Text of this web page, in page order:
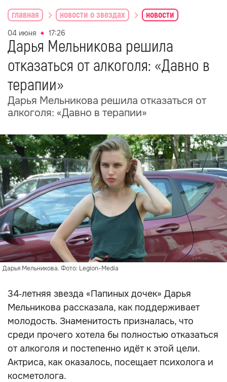
главная новости о звездах новости
04 июня 17:26
Дарья Мельникова решила
отказаться от алкоголя: «Давно в
терапии»
Дарья Мельникова решила отказаться от
алкоголя: «Давно в терапии»
Дарья Мельникова. Фото: Legion-Media
34‑летняя звезда «Папиных дочек» Дарья
Мельникова рассказала, как поддерживает
молодость. Знаменитость призналась, что
среди прочего хотела бы полностью отказаться
от алкоголя и постепенно идёт к этой цели.
Актриса, как оказалось, посещает психолога и
косметолога.